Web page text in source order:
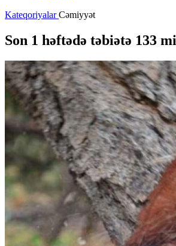
KateqoriyalarCəmiyyət
Son 1 həftədə təbiətə 133